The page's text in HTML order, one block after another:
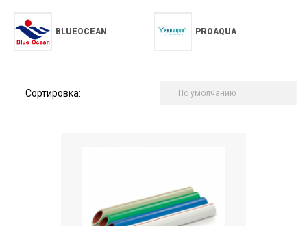
BLUEOCEAN PROAQUA
Сортировка: